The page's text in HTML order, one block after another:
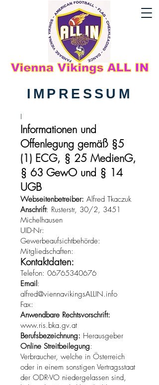
IMPRESSUM
I
Informationen und
Offenlegung gemäß §5
(1) ECG, § 25 MedienG,
§ 63 GewO und § 14
UGB
Webseitenbetreiber: Alfred Tkaczuk
Anschrift: Rusterstr, 30/2, 3451
Michelhausen
UID-Nr:
Gewerbeaufsichtbehörde:
Mitgliedschaften:
Kontaktdaten:
Telefon: 06765340676
Email:
alfred@viennavikingsALLIN.info
Fax:
Anwendbare Rechtsvorschrift:
www.ris.bka.gv.at
Berufsbezeichnung: Herausgeber
Online Streitbeilegung:
Verbraucher, welche in Österreich
oder in einem sonstigen Vertragsstaat
der ODR-VO niedergelassen sind,